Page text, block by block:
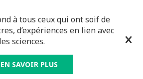
à tous ceux qui ont soif de
d’expériences en lien avec
les sciences.
EN SAVOIR PLUS